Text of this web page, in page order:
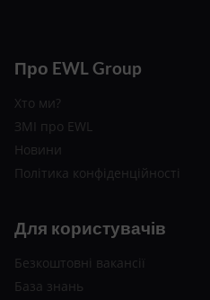
Про EWL Group
Хто ми?
ЗМІ про EWL
Новини
Політика конфіденційності
Для користувачів
Безкоштовні вакансії
База знань